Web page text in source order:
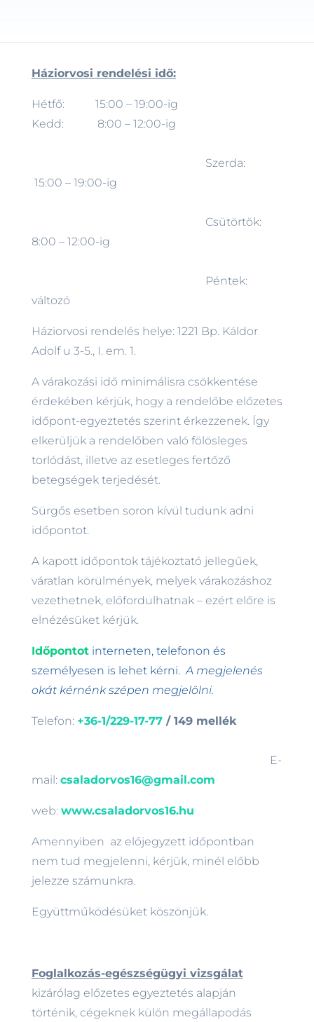
Háziorvosi rendelési idő:
Hétfő: 15:00 – 19:00-ig
Kedd: 8:00 – 12:00-ig
Szerda:
15:00 – 19:00-ig
Csütörtök:
8:00 – 12:00-ig
Péntek:
változó
Háziorvosi rendelés helye: 1221 Bp. Káldor
Adolf u 3-5., I. em. 1.
A várakozási idő minimálisra csökkentése
érdekében kérjük, hogy a rendelőbe előzetes
időpont-egyeztetés szerint érkezzenek. Így
elkerüljük a rendelőben való fölösleges
torlódást, illetve az esetleges fertőző
betegségek terjedését.
Sürgős esetben soron kívül tudunk adni
időpontot.
A kapott időpontok tájékoztató jellegűek,
váratlan körülmények, melyek várakozáshoz
vezethetnek, előfordulhatnak – ezért előre is
elnézésüket kérjük.
Időpontot interneten, telefonon és
személyesen is lehet kérni.A megjelenés
okát kérnénk szépen megjelölni.
Telefon: +36-1/229-17-77/ 149 mellék
E-
mail: csaladorvos16@gmail.com
web: www.csaladorvos16.hu
Amennyiben az előjegyzett időpontban
nem tud megjelenni, kérjük, minél előbb
jelezze számunkra.
Együttműködésüket köszönjük.
Foglalkozás-egészségügyi vizsgálat
kizárólag előzetes egyeztetés alapján
történik, cégeknek külön megállapodás